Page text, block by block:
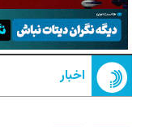
اخبار